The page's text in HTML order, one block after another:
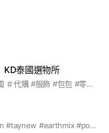
泰國選物所
Made in Thailand,For You #泰國 ＃代購 #服飾 #包包 #零食 #盲盒 #貼圖 #泰星周邊 #泰國本土品牌
#gmmtv #geminifourth #offgun #taynew #earthmix #pondphuwin #forcebook #joongdunk #jimmysea #firstkhaotung #perthchimon